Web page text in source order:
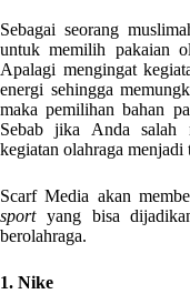
Sebagai seorang
untuk memilih pakaian
Apalagi mengingat
energi sehingga
maka pemilihan bahan
Sebab jika Anda salah
kegiatan olahraga menjadi
Scarf Media akan
sport yang bisa
berolahraga.
1. Nike